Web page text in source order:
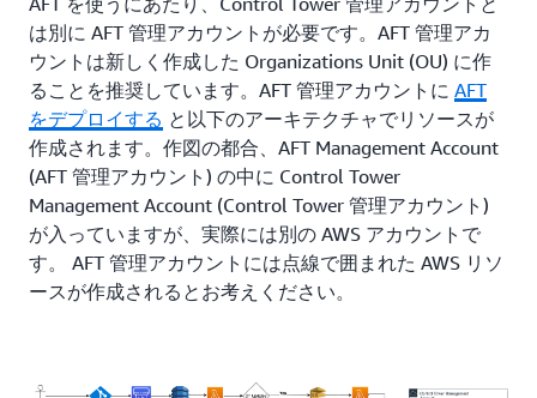
は別に AFT 管理アカウントが必要です。AFT 管理アカ
ウントは新しく作成した Organizations Unit (OU) に作
ることを推奨しています。AFT 管理アカウントに AFT
をデプロイする と以下のアーキテクチャでリソースが
作成されます。作図の都合、AFT Management Account
(AFT 管理アカウント) の中に Control Tower
Management Account (Control Tower 管理アカウント)
が入っていますが、実際には別の AWS アカウントで
す。 AFT 管理アカウントには点線で囲まれた AWS リソ
ースが作成されるとお考えください。